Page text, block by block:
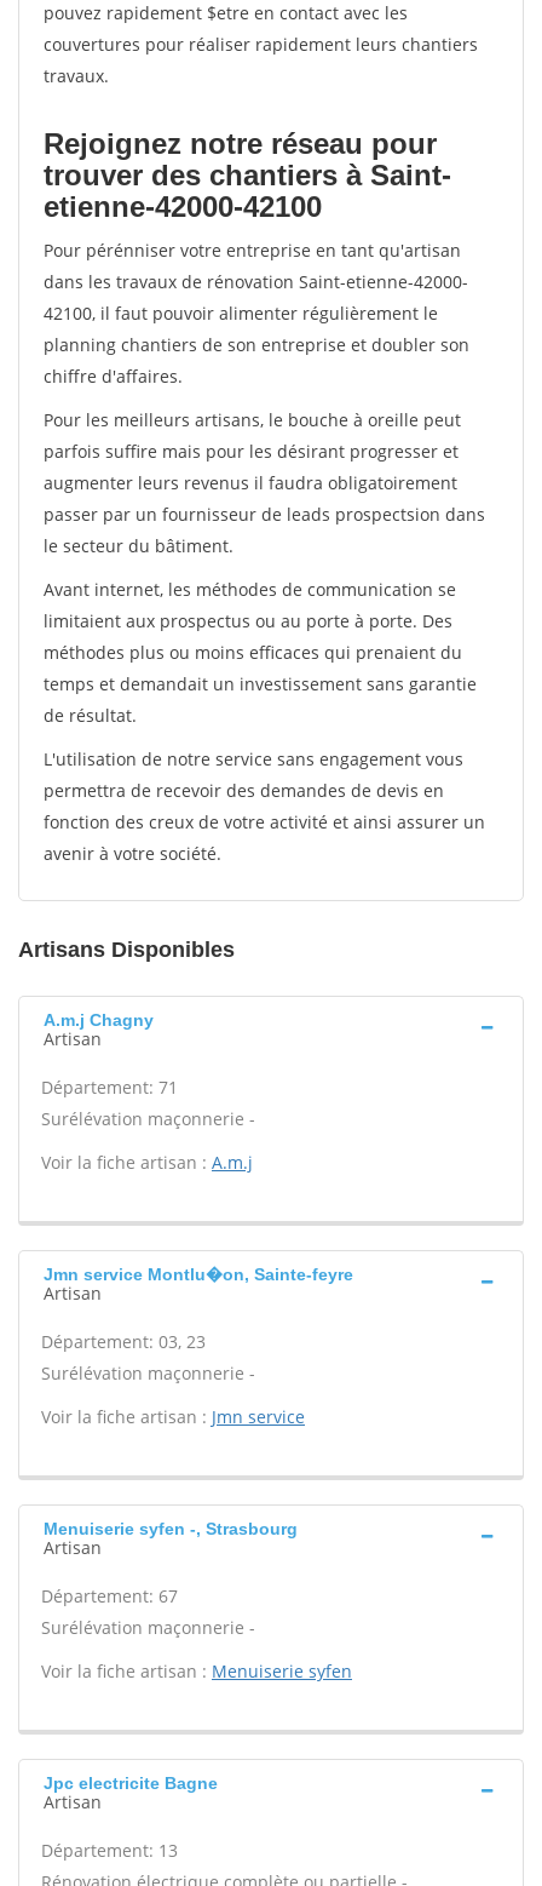
pouvez rapidement $etre en contact avec les
couvertures pour réaliser rapidement leurs chantiers
travaux.
Rejoignez notre réseau pour
trouver des chantiers à Saint-
etienne-42000-42100
Pour pérénniser votre entreprise en tant qu'artisan
dans les travaux de rénovation Saint-etienne-42000-
42100, il faut pouvoir alimenter régulièrement le
planning chantiers de son entreprise et doubler son
chiffre d'affaires.
Pour les meilleurs artisans, le bouche à oreille peut
parfois suffire mais pour les désirant progresser et
augmenter leurs revenus il faudra obligatoirement
passer par un fournisseur de leads prospectsion dans
le secteur du bâtiment.
Avant internet, les méthodes de communication se
limitaient aux prospectus ou au porte à porte. Des
méthodes plus ou moins efficaces qui prenaient du
temps et demandait un investissement sans garantie
de résultat.
L'utilisation de notre service sans engagement vous
permettra de recevoir des demandes de devis en
fonction des creux de votre activité et ainsi assurer un
avenir à votre société.
Artisans Disponibles
A.m.j Chagny
Artisan
Département: 71
Surélévation maçonnerie -
Voir la fiche artisan : A.m.j
Jmn service Montlu�on, Sainte-feyre
Artisan
Département: 03, 23
Surélévation maçonnerie -
Voir la fiche artisan : Jmn service
Menuiserie syfen -, Strasbourg
Artisan
Département: 67
Surélévation maçonnerie -
Voir la fiche artisan : Menuiserie syfen
Jpc electricite Bagne
Artisan
Département: 13